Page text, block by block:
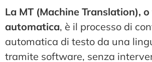
La MT (Machine Translation),
automatica, è il processo di
automatica di testo da una
tramite software, senza